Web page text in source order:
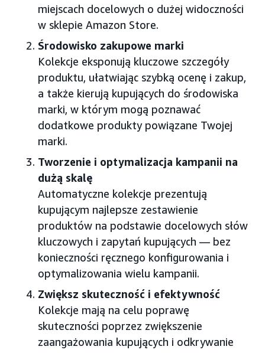
miejscach docelowych o dużej widoczności
w sklepie Amazon Store.
Środowisko zakupowe marki
Kolekcje eksponują kluczowe szczegóły
produktu, ułatwiając szybką ocenę i zakup,
a także kierują kupujących do środowiska
marki, w którym mogą poznawać
dodatkowe produkty powiązane Twojej
marki.
Tworzenie i optymalizacja kampanii na
dużą skalę
Automatyczne kolekcje prezentują
kupującym najlepsze zestawienie
produktów na podstawie docelowych słów
kluczowych i zapytań kupujących — bez
konieczności ręcznego konfigurowania i
optymalizowania wielu kampanii.
Zwiększ skuteczność i efektywność
Kolekcje mają na celu poprawę
skuteczności poprzez zwiększenie
zaangażowania kupujących i odkrywanie